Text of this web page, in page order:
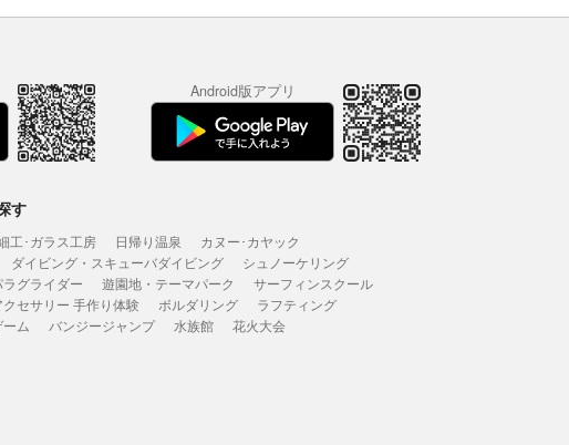
Android版アプリ
す
工･ガラス工房 日帰り温泉
カヌー･カヤック
ダイビング・スキューバダイビング
シュノーケリング
ラグライダー 遊園地・テーマパーク
サーフィンスクール
セサリー 手作り体験 ボルダリング
ラフティング
ム バンジージャンプ 水族館 花火大会